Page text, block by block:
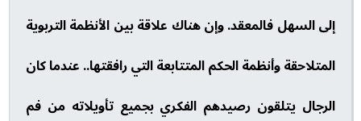
إلى السهل فالمعقد. وإن هناك علاقة بين الأنظمة التربوية
المتلاحقة وأنظمة الحكم المتتابعة التي رافقتها.. عندما كان
الرجال يتلقون رصيدهم الفكري بجميع تأويلاته من فم